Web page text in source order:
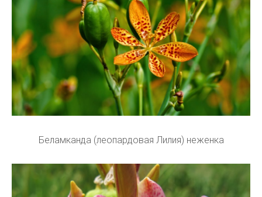
Беламканда (леопардовая Лилия) неженка